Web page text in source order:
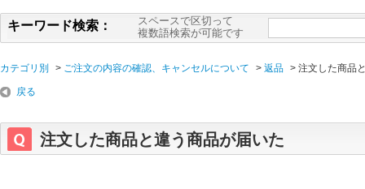
キーワード検索：
スペースで区切って
複数語検索が可能です
カテゴリ別 > ご注文の内容の確認、キャンセルについて > 返品 > 注文した商品
戻る
注文した商品と違う商品が届いた